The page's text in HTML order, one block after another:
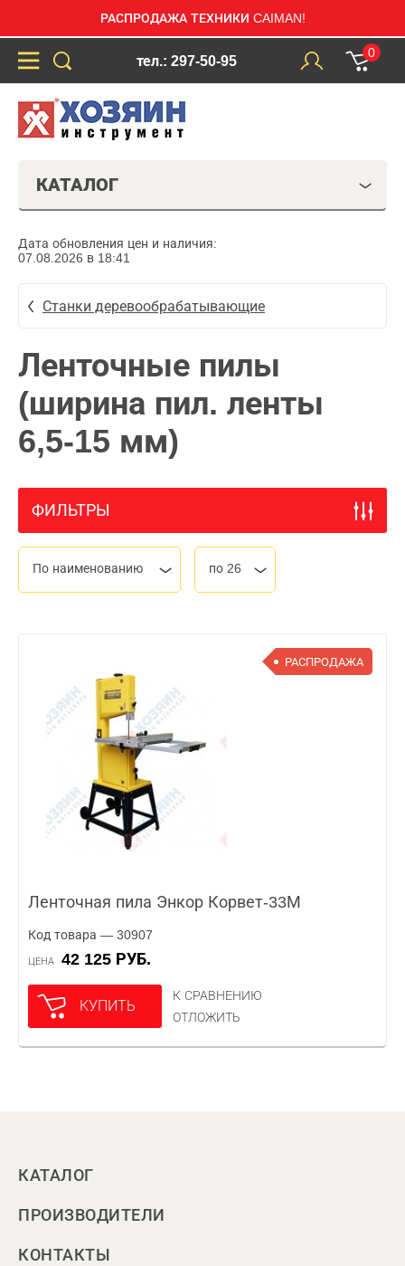
РАСПРОДАЖА ТЕХНИКИ CAIMAN!
тел.: 297-50-95
0
КАТАЛОГ
Дата обновления цен и наличия:
07.08.2026 в 18:41
Станки деревообрабатывающие
Ленточные пилы
(ширина пил. ленты
6,5-15 мм)
ФИЛЬТРЫ
По наименованию по 26
РАСПРОДАЖА
Ленточная пила Энкор Корвет-33М
Код товара — 30907
ЦЕНА 42 125 РУБ.
КУПИТЬ
К СРАВНЕНИЮ
ОТЛОЖИТЬ
КАТАЛОГ
ПРОИЗВОДИТЕЛИ
КОНТАКТЫ